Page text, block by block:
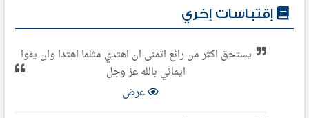
إقتباسات إخري
يستحق اكثر من رائع اتمنى ان اهتدي مثلما اهتدا وان يقوا
ايماني بالله عز وجل
عرض